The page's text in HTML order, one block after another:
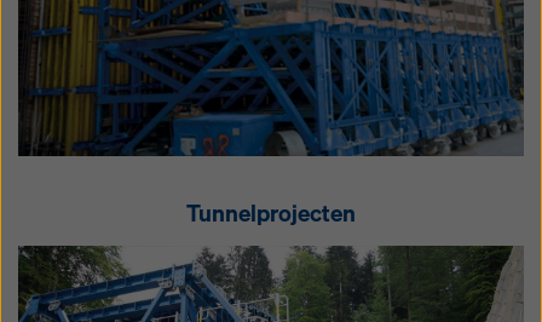
Tunnelprojecten